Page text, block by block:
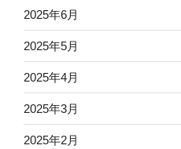
2025年6月
2025年5月
2025年4月
2025年3月
2025年2月